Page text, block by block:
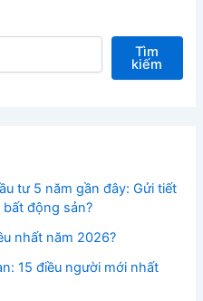
Tìm
kiếm
tư 5 năm gần đây: Gửi tiết
động sản?
nhất năm 2026?
15 điều người mới nhất